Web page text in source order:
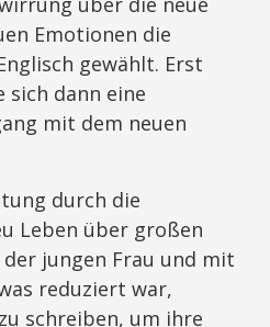
Emotionen die
gewählt. Erst
sich dann eine
mit dem neuen
durch die
Leben über großen
jungen Frau und mit
reduziert war,
schreiben, um ihre